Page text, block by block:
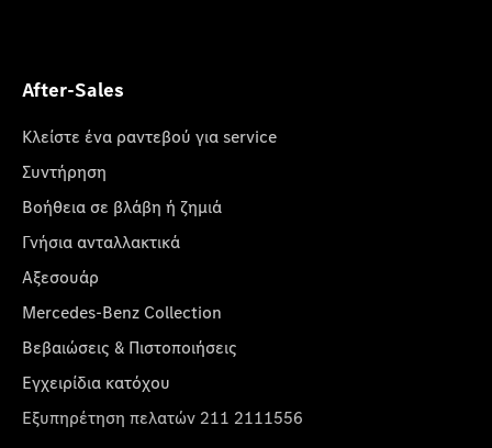
After-Sales
Κλείστε ένα ραντεβού για service
Συντήρηση
Βοήθεια σε βλάβη ή ζημιά
Γνήσια ανταλλακτικά
Αξεσουάρ
Mercedes-Benz Collection
Βεβαιώσεις & Πιστοποιήσεις
Εγχειρίδια κατόχου
Εξυπηρέτηση πελατών 211 2111556